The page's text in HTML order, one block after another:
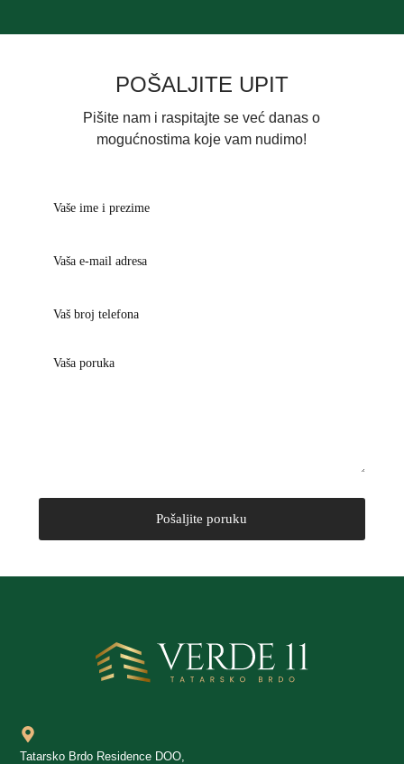
POŠALJITE UPIT
Pišite nam i raspitajte se već danas o
mogućnostima koje vam nudimo!
Tatarsko Brdo Residence DOO,